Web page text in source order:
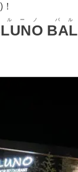
BAL
ルーノ バル